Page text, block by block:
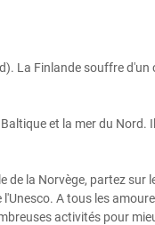
La Finlande souffre
et la mer du
la Norvège, partez
A tous les
activités pour